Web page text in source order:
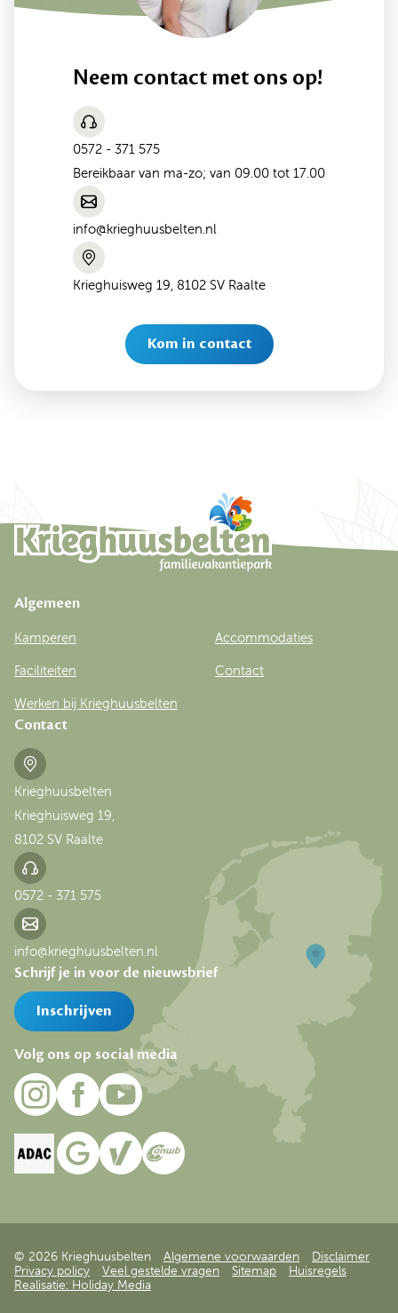
Neem contact met ons op!
0572 - 371 575
Bereikbaar van ma-zo; van 09.00 tot 17.00
info@krieghuusbelten.nl
Krieghuisweg 19, 8102 SV Raalte
Kom in contact
Schrijf je in voor de nieuwsbrief
Inschrijven
Volg ons op social media
Contact
Krieghuusbelten
Krieghuisweg 19,
8102 SV Raalte
0572 - 371 575
info@krieghuusbelten.nl
Algemeen
Kamperen Accommodaties
Faciliteiten Contact
Werken bij Krieghuusbelten
© 2026 Krieghuusbelten Algemene voorwaarden
Disclaimer
Privacy policy
Veel gestelde vragen Sitemap
Huisregels
Realisatie: Holiday Media